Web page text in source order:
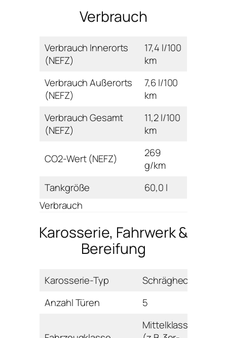
Verbrauch
Verbrauch Innerorts
(NEFZ)
17,4 l/100
km
Verbrauch Außerorts
(NEFZ)
7,6 l/100
km
Verbrauch Gesamt
(NEFZ)
11,2 l/100
km
CO2-Wert (NEFZ)
269
g/km
Tankgröße
60,0 l
Verbrauch
Karosserie, Fahrwerk &
Bereifung
Karosserie-Typ
Schrägheck
Anzahl Türen
5
Mittelklasse